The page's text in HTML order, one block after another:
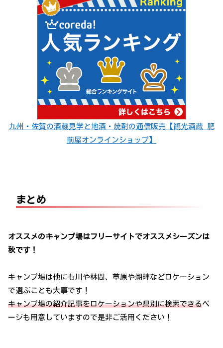
九州・佐賀の酒蔵見学と地酒・焼酎の通信販売【観光酒蔵 肥
前屋オンラインショップ】
まとめ
オススメのキャンプ場はフリーサイトでオススメシーズンは
秋です！
キャンプ場は他にも川や林間、草原や湖畔などロケーション
で選ぶことも大事です！
キャンプ場の紹介記事をロケーションや県別に検索できるペ
ージも用意していますので是非ご活用ください！